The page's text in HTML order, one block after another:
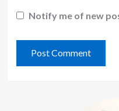
Notify me of new